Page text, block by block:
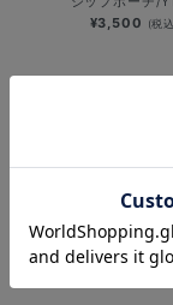
¥3,500 (税